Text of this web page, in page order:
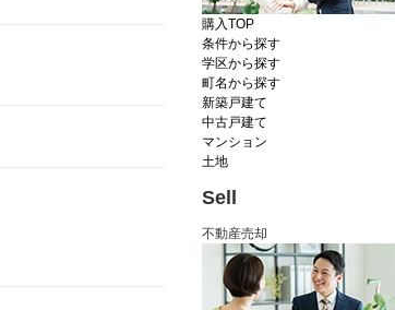
購入TOP
条件から探す
学区から探す
町名から探す
新築戸建て
中古戸建て
マンション
土地
Sell
不動産売却